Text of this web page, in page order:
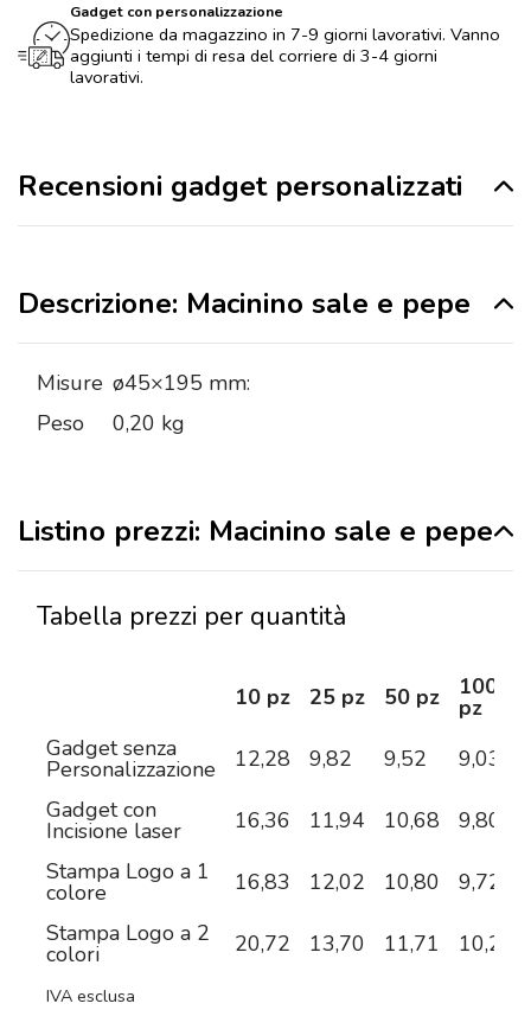
Gadget con personalizzazione
Spedizione da magazzino in 7-9 giorni lavorativi. Vanno
aggiunti i tempi di resa del corriere di 3-4 giorni
lavorativi.
Recensioni gadget personalizzati
Descrizione: Macinino sale e pepe
Misure ø45×195 mm:
Peso
0,20 kg
Listino prezzi: Macinino sale e pepe
Tabella prezzi per quantità
10 pz 25 pz 50 pz 100
pz
Gadget senza
Personalizzazione 12,28 9,82 9,52
9,03
Gadget con
Incisione laser 16,36 11,94 10,68
9,80
Stampa Logo a 1
colore 16,83 12,02 10,80
9,72
Stampa Logo a 2
colori 20,72 13,70 11,71 10,21
IVA esclusa